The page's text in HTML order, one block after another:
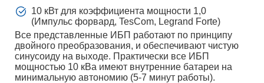
10 кВт для коэффициента мощности 1,0
(Импульс форвард, TesCom, Legrand Forte)
Все представленные ИБП работают по принципу
двойного преобразования, и обеспечивают чистую
синусоиду на выходе. Практически все ИБП
мощностью 10 кВа имеют внутренние батареи на
минимальную автономию (5-7 минут работы).